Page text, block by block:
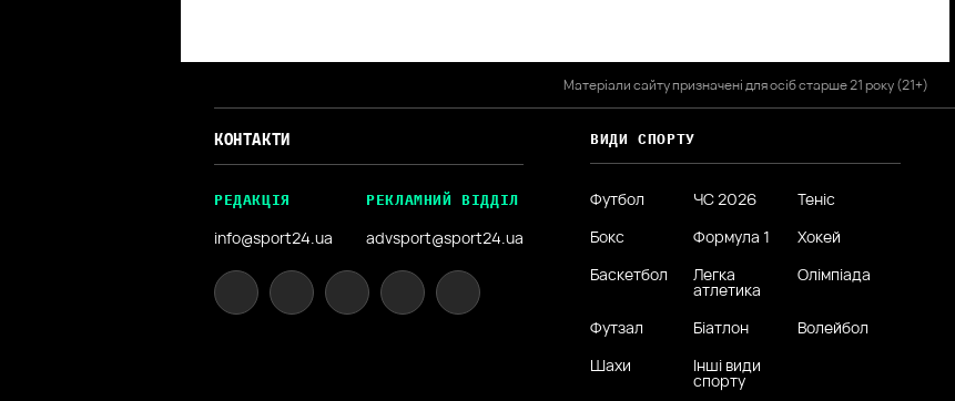
Матеріали сайту призначені для осіб старше 21 року (21+)
КОНТАКТИ
РЕДАКЦІЯ
info@sport24.ua
РЕКЛАМНИЙ ВІДДІЛ
advsport@sport24.ua
ВИДИ СПОРТУ
Футбол ЧС 2026
Теніс
Бокс
Формула 1
Хокей
Баскетбол
Легка
атлетика
Олімпіада
Футзал Біатлон
Волейбол
Шахи
Інші види
спорту